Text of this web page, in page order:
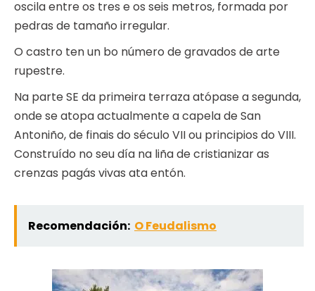
oscila entre os tres e os seis metros, formada por
pedras de tamaño irregular.
O castro ten un bo número de gravados de arte
rupestre.
Na parte SE da primeira terraza atópase a segunda,
onde se atopa actualmente a capela de San
Antoniño, de finais do século VII ou principios do VIII.
Construído no seu día na liña de cristianizar as
crenzas pagás vivas ata entón.
Recomendación: O Feudalismo